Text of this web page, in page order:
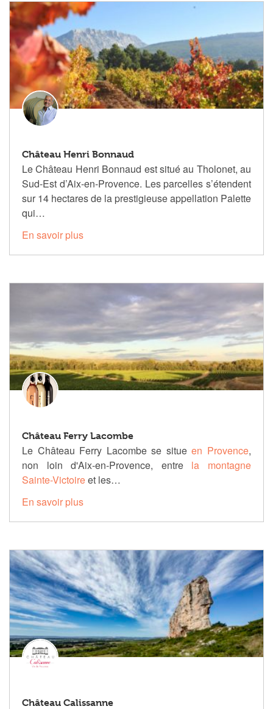
Château Henri Bonnaud
Le Château Henri Bonnaud est situé au Tholonet, au
Sud-Est d’Aix-en-Provence. Les parcelles s’étendent
sur 14 hectares de la prestigieuse appellation Palette
qui…
En savoir plus
Château Ferry Lacombe
Le Château Ferry Lacombe se situeen Provence,
non loin d'Aix-en-Provence, entre la montagne
Sainte-Victoireet les…
En savoir plus
Château Calissanne